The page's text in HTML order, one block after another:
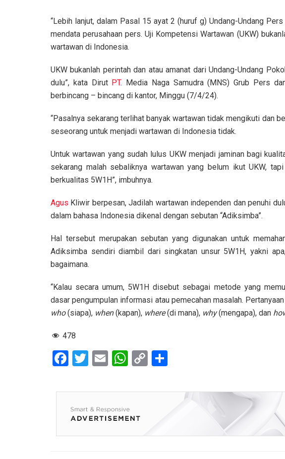
“Lebih lanjut, dalam Pasal 15 ayat 2 (huruf g) Undang-Undang
mendata perusahaan pers. Uji Kompetensi Wartawan (UKW)
wartawan di Indonesia.
UKW bukanlah perintah dan atau amanat dari Undang-Undang
dulu”, kata Dirut PT. Media Naga Samudra (MNS) Grub Pers
berbincang – bincang di kantor, Minggu (7/4/24).
“Pasalnya sekarang terlihat banyak wartawan tidak mengikuti dan
seseorang untuk menjadi wartawan di Indonesia tidak.
Untuk wartawan yang sudah lulus UKW menjadi jaminan bagi
sekarang malah sebaliknya wartawan yang belum ikut UKW,
berkualitas 5W1H”, imbuhnya.
Agus Kliwir berpesan, Jadilah wartawan independen dan penuhi
dalam bahasa Indonesia dikenal dengan sebutan “Adiksimba”.
Hal tersebut merupakan sebutan yang digunakan untuk
Adiksimba sendiri diambil dari singkatan unsur 5W1H, yakni
bagaimana.
“Kalau secara umum, 5W1H disebut sebagai metode yang
dasar pengumpulan informasi atau pemecahan masalah.
who(siapa), when(kapan), where(di mana), why(mengapa), dan
478
F
ce
b
o
o
T
tt
er
E
ail
W
at
s
A
p
C
py
k
ar